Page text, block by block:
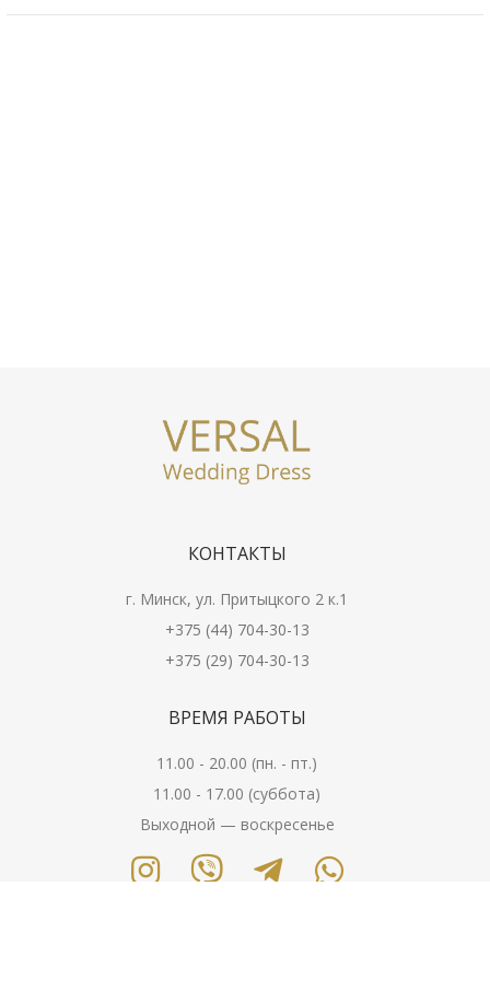
КОНТАКТЫ
г. Минск, ул. Притыцкого 2 к.1
+375 (44) 704-30-13
+375 (29) 704-30-13
ВРЕМЯ РАБОТЫ
11.00 - 20.00 (пн. - пт.)
11.00 - 17.00 (суббота)
Выходной — воскресенье